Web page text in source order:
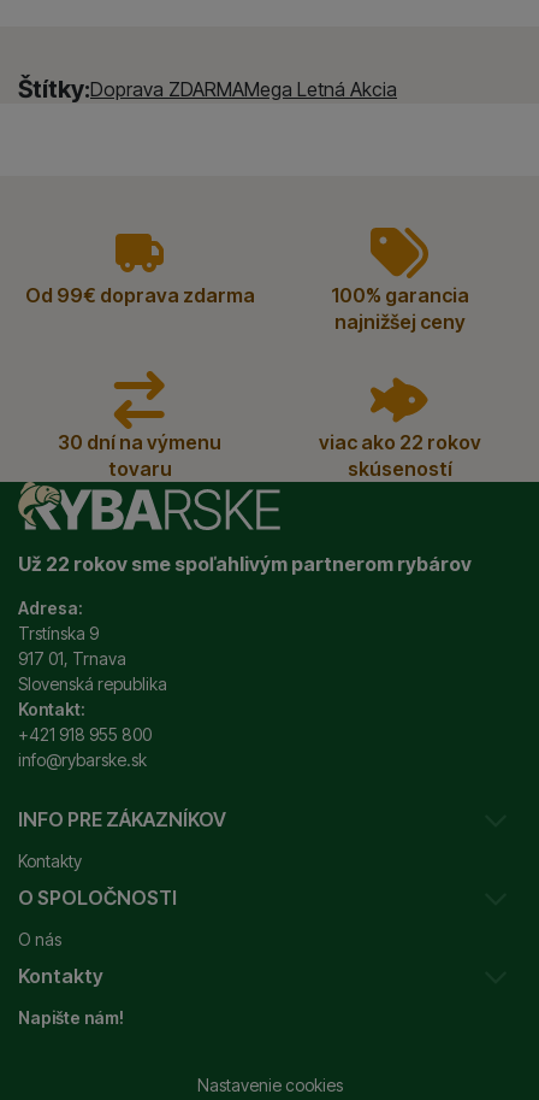
Štítky:Doprava ZDARMAMega Letná Akcia
vyhody
Od 99€ doprava zdarma
100% garancia
najnižšej ceny
30 dní na výmenu
tovaru
viac ako 22 rokov
skúseností
Už 22 rokov sme spoľahlivým partnerom rybárov
Adresa:
Trstínska 9
917 01, Trnava
Slovenská republika
Kontakt:
+421 918 955 800
info@rybarske.sk
INFO PRE ZÁKAZNÍKOV
Kontakty
Sledovanie vašej zásielky
Ako reklamovať / vrátiť tovar
Obchodné podmienky
Odstúpenie od zmluvy
O SPOLOČNOSTI
O nás
Prečo nakupovať u nás?
Garancia najnižšej ceny
Kontakty
Napište nám!
Nastavenie cookies